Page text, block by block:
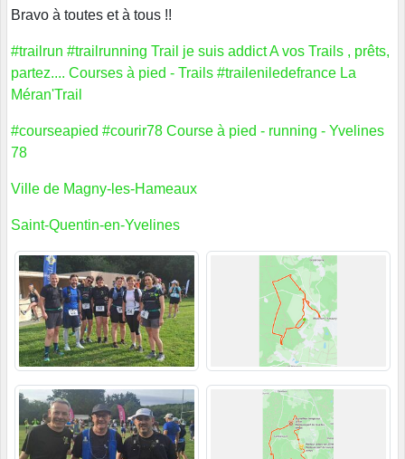
Bravo à toutes et à tous !!
#trailrun #trailrunning Trail je suis addictA vos Trails , prêts,
partez.... Courses à pied - Trails #traileniledefrance La
Méran'Trail
#courseapied #courir78 Course à pied - running - Yvelines
78
Ville de Magny-les-Hameaux
Saint-Quentin-en-Yvelines